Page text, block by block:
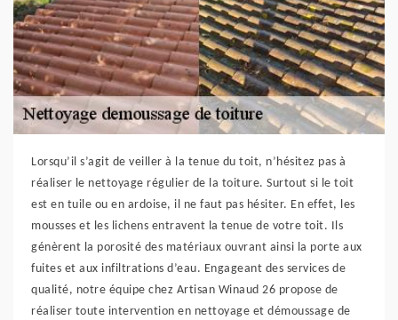
Lorsqu’il s’agit de veiller à la tenue du toit, n’hésitez pas à
réaliser le nettoyage régulier de la toiture. Surtout si le toit
est en tuile ou en ardoise, il ne faut pas hésiter. En effet, les
mousses et les lichens entravent la tenue de votre toit. Ils
génèrent la porosité des matériaux ouvrant ainsi la porte aux
fuites et aux infiltrations d’eau. Engageant des services de
qualité, notre équipe chez Artisan Winaud 26 propose de
réaliser toute intervention en nettoyage et démoussage de